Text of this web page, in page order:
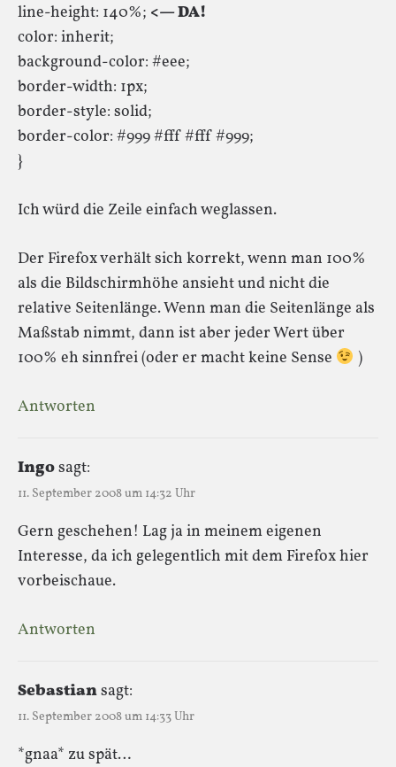
line-height: 140%; <— DA!
color: inherit;
background-color: #eee;
border-width: 1px;
border-style: solid;
border-color: #999 #fff #fff #999;
}
Ich würd die Zeile einfach weglassen.
Der Firefox verhält sich korrekt, wenn man 100%
als die Bildschirmhöhe ansieht und nicht die
relative Seitenlänge. Wenn man die Seitenlänge als
Maßstab nimmt, dann ist aber jeder Wert über
100% eh sinnfrei (oder er macht keine Sense
)
Antworten
Ingosagt:
11. September 2008 um 14:32 Uhr
Gern geschehen! Lag ja in meinem eigenen
Interesse, da ich gelegentlich mit dem Firefox hier
vorbeischaue.
Antworten
Sebastiansagt:
11. September 2008 um 14:33 Uhr
*gnaa* zu spät…